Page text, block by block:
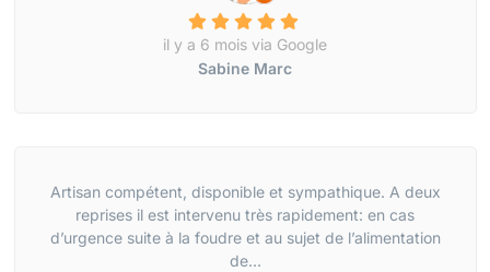
il y a 6 mois via Google
Sabine Marc
Artisan compétent, disponible et sympathique. A deux
reprises il est intervenu très rapidement: en cas
d’urgence suite à la foudre et au sujet de l’alimentation
de...